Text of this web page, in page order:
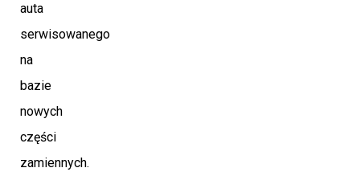
auta
serwisowanego
na
bazie
nowych
części
zamiennych.